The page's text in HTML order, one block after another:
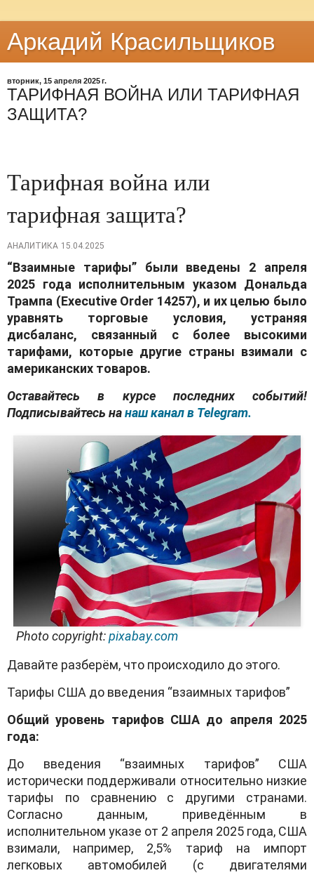
Аркадий Красильщиков
вторник, 15 апреля 2025 г.
ТАРИФНАЯ ВОЙНА ИЛИ ТАРИФНАЯ
ЗАЩИТА?
Тарифная война или
тарифная защита?
АНАЛИТИКА 15.04.2025
“Взаимные тарифы” были введены 2 апреля
2025 года исполнительным указом Дональда
Трампа (Executive Order 14257), и их целью было
уравнять торговые условия, устраняя
дисбаланс, связанный с более высокими
тарифами, которые другие страны взимали с
американских товаров.
Оставайтесь в курсе последних событий!
Подписывайтесь нанаш канал в Telegram.
Photo copyright:pixabay.com
Давайте разберём, что происходило до этого.
Тарифы США до введения “взаимных тарифов”
Общий уровень тарифов США до апреля 2025
года:
До введения “взаимных тарифов” США
исторически поддерживали относительно низкие
тарифы по сравнению с другими странами.
Согласно данным, приведённым в
исполнительном указе от 2 апреля 2025 года, США
взимали, например, 2,5% тариф на импорт
легковых автомобилей (с двигателями